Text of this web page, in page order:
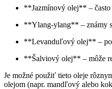
**Jazmínový olej** – často
**Ylang-ylang** – známy
**Levanduľový olej** –
**Šalviový olej** – môže
Je možné použiť tieto oleje
olejom (napr. mandľový alebo